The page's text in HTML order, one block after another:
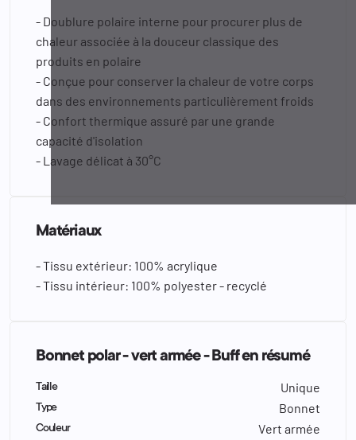
- Doublure polaire interne pour procurer plus de
chaleur associée à la douceur classique des
produits en polaire
- Conçue pour conserver la chaleur de votre corps
dans des environnements particulièrement froids
- Confort thermique assuré par une grande
capacité d'isolation
- Lavage délicat à 30°C
Matériaux
- Tissu extérieur: 100% acrylique
- Tissu intérieur: 100% polyester - recyclé
Bonnet polar - vert armée - Buff en résumé
Taille Unique
Type Bonnet
Couleur Vert armée